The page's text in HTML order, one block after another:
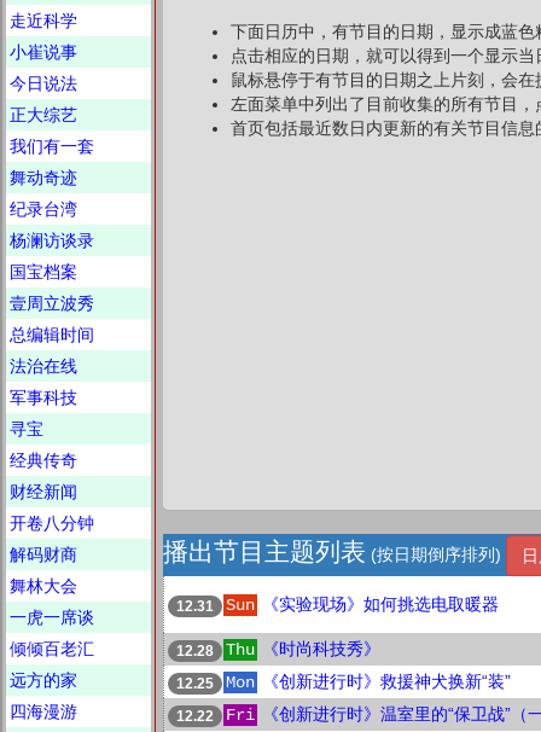
走近科学
小崔说事
今日说法
正大综艺
我们有一套
舞动奇迹
纪录台湾
杨澜访谈录
国宝档案
壹周立波秀
总编辑时间
法治在线
军事科技
寻宝
经典传奇
财经新闻
开卷八分钟
解码财商
舞林大会
一虎一席谈
倾倾百老汇
远方的家
四海漫游
下面日历中，有节目的日期，显示成蓝
点击相应的日期，就可以得到一个显示
鼠标悬停于有节目的日期之上片刻，会
左面菜单中列出了目前收集的所有节目
首页包括最近数日内更新的有关节目信息
播出节目主题列表 (按日期倒序排列)
12.31 Sun 《实验现场》如何挑选电取暖器
12.28 Thu 《时尚科技秀》
12.25 Mon 《创新进行时》救援神犬换新“装”
12.22 Fri 《创新进行时》温室里的“保卫战”（